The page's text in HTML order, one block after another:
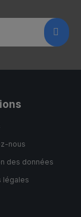
nous
des données
légales